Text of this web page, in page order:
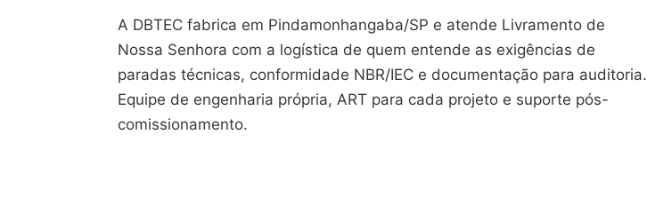
A DBTEC fabrica em Pindamonhangaba/SP e atende Livramento de
Nossa Senhora com a logística de quem entende as exigências de
paradas técnicas, conformidade NBR/IEC e documentação para auditoria.
Equipe de engenharia própria, ART para cada projeto e suporte pós-
comissionamento.